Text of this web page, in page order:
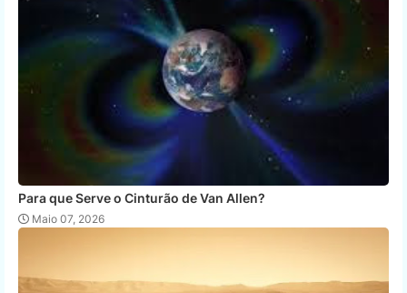
Para que Serve o Cinturão de Van Allen?
Maio 07, 2026